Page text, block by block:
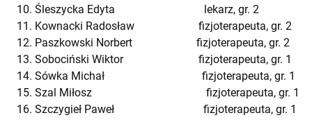
Śleszycka Edyta lekarz, gr. 2
Kownacki Radosław fizjoterapeuta, gr. 2
Paszkowski Norbert fizjoterapeuta, gr. 2
Sobociński Wiktor fizjoterapeuta, gr. 1
Sówka Michał fizjoterapeuta, gr. 1
Szal Miłosz fizjoterapeuta, gr. 1
Szczygieł Paweł fizjoterapeuta, gr. 1